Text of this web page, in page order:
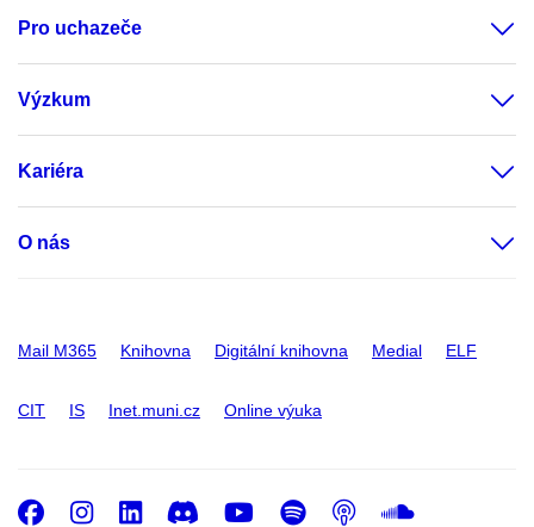
Pro uchazeče
Výzkum
Kariéra
O nás
Mail M365 Knihovna Digitální knihovna Medial ELF
CIT IS Inet.muni.cz Online výuka
Facebook
Instagram
LinkedIn
DiscordYoutube
Spotify
Podcast